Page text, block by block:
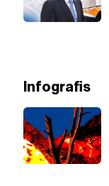
Infografis